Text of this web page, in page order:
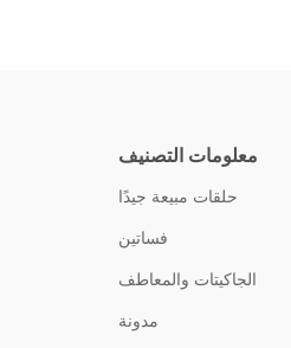
معلومات التصنيف
حلقات مبيعة جيدًا
فساتين
الجاكيتات والمعاطف
مدونة